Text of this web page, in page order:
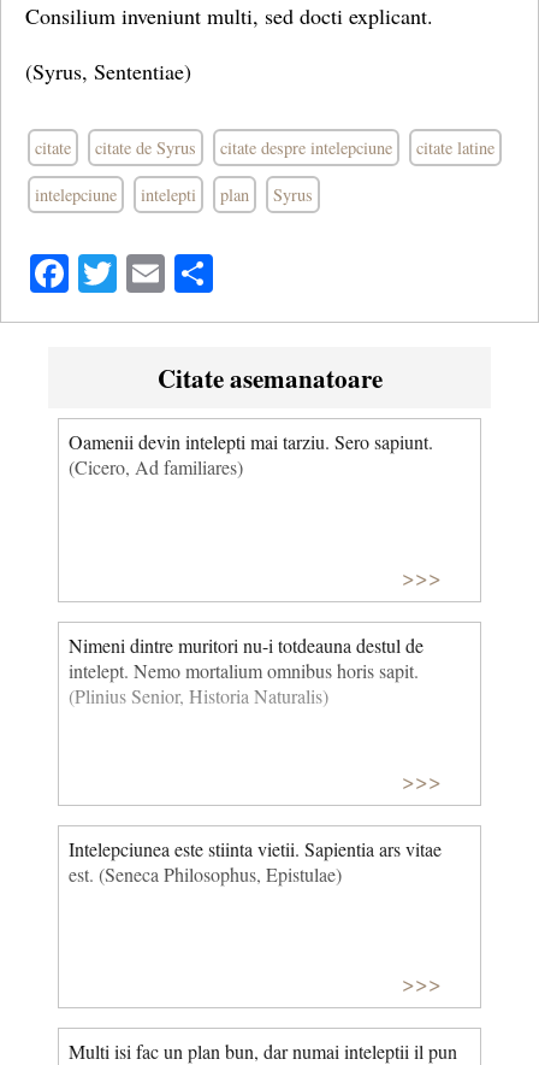
Consilium inveniunt multi, sed docti explicant.
(Syrus, Sententiae)
citate citate de Syrus citate despre intelepciune citate latine
intelepciune intelepti plan Syrus
Facebook
Twitter
Email
Citate asemanatoare
Oamenii devin intelepti mai tarziu. Sero sapiunt.
(Cicero, Ad familiares)
>>>
Nimeni dintre muritori nu-i totdeauna destul de
intelept. Nemo mortalium omnibus horis sapit.
(Plinius Senior, Historia Naturalis)
>>>
Intelepciunea este stiinta vietii. Sapientia ars vitae
est. (Seneca Philosophus, Epistulae)
>>>
Multi isi fac un plan bun, dar numai inteleptii il pun